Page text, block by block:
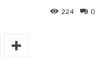
0
224